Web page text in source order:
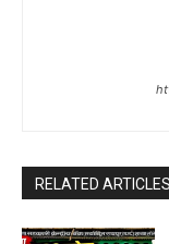
RELATED ARTICLES